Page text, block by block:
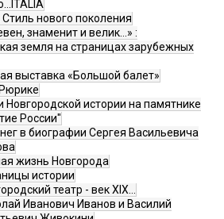
Стиль нового поколения
знаменит и велик…» :
земля на страницах зарубежных
выставка «Большой балет»
Новгородской истории на памятнике
России"
в биографии Сергея Васильевича
жизнь Новгорода
истории
театр - век XIX…
Иванович Иванов и Василий